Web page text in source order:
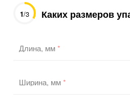
1/3 Каких размеров
Длина, мм*
Ширина, мм*